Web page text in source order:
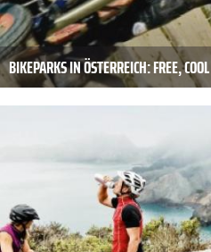
BIKEPARKS IN ÖSTERREICH: FREE,